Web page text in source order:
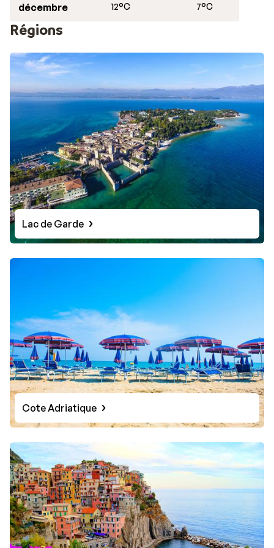
décembre 12°C 7°C
Régions
Lac de Garde
Cote Adriatique